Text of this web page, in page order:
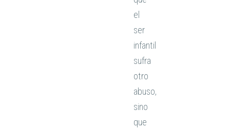
el
ser
infantil
sufra
otro
abuso,
sino
que